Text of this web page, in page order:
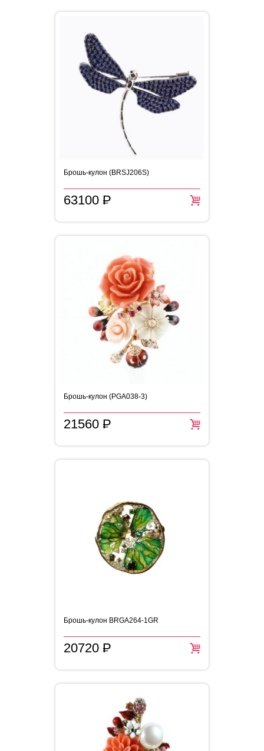
Брошь-кулон (BRSJ206S)
63100 =
P
Брошь-кулон (PGA038-3)
21560 =
P
Брошь-кулон BRGA264-1GR
20720 =
P